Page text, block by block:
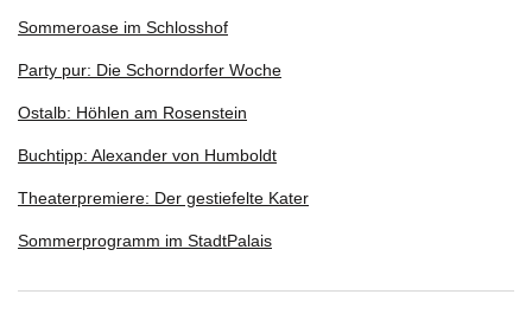
Sommeroase im Schlosshof
Party pur: Die Schorndorfer Woche
Ostalb: Höhlen am Rosenstein
Buchtipp: Alexander von Humboldt
Theaterpremiere: Der gestiefelte Kater
Sommerprogramm im StadtPalais